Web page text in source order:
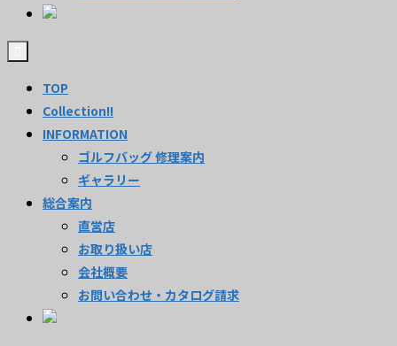
TOP
Collection!!
INFORMATION
ゴルフバッグ 修理案内
ギャラリー
総合案内
直営店
お取り扱い店
会社概要
お問い合わせ・カタログ請求